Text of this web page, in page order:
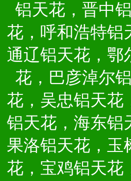
铝天花，晋中
花，呼和浩特铝
通辽铝天花，鄂
花，巴彦淖尔
花，吴忠铝天花
铝天花，海东铝
果洛铝天花，玉
花，宝鸡铝天花